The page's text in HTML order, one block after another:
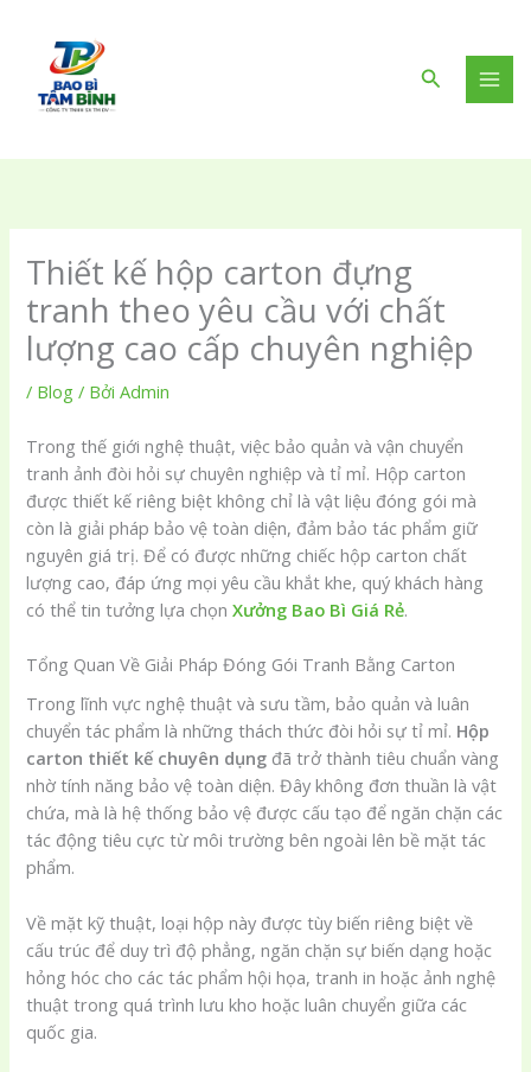
dung
Tìm
kiếm
Thiết kế hộp carton đựng
tranh theo yêu cầu với chất
lượng cao cấp chuyên nghiệp
/ Blog / BởiAdmin
Trong thế giới nghệ thuật, việc bảo quản và vận chuyển
tranh ảnh đòi hỏi sự chuyên nghiệp và tỉ mỉ. Hộp carton
được thiết kế riêng biệt không chỉ là vật liệu đóng gói mà
còn là giải pháp bảo vệ toàn diện, đảm bảo tác phẩm giữ
nguyên giá trị. Để có được những chiếc hộp carton chất
lượng cao, đáp ứng mọi yêu cầu khắt khe, quý khách hàng
có thể tin tưởng lựa chọnXưởng Bao Bì Giá Rẻ.
Tổng Quan Về Giải Pháp Đóng Gói Tranh Bằng Carton
Trong lĩnh vực nghệ thuật và sưu tầm, bảo quản và luân
chuyển tác phẩm là những thách thức đòi hỏi sự tỉ mỉ. Hộp
carton thiết kế chuyên dụng đã trở thành tiêu chuẩn vàng
nhờ tính năng bảo vệ toàn diện. Đây không đơn thuần là vật
chứa, mà là hệ thống bảo vệ được cấu tạo để ngăn chặn các
tác động tiêu cực từ môi trường bên ngoài lên bề mặt tác
phẩm.
Về mặt kỹ thuật, loại hộp này được tùy biến riêng biệt về
cấu trúc để duy trì độ phẳng, ngăn chặn sự biến dạng hoặc
hỏng hóc cho các tác phẩm hội họa, tranh in hoặc ảnh nghệ
thuật trong quá trình lưu kho hoặc luân chuyển giữa các
quốc gia.